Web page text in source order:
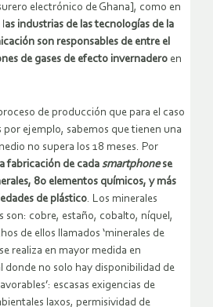
electrónico de Ghana], como en
as industrias de las tecnologías de la
son responsables de entre el
de gases de efecto invernadero en
de producción que para el caso
por ejemplo, sabemos que tienen una
no supera los 18 meses. Por
fabricación de cadasmartphonese
80 elementos químicos, y más
de plástico. Los minerales
son: cobre, estaño, cobalto, níquel,
de ellos llamados ‘minerales de
realiza en mayor medida en
donde no solo hay disponibilidad de
escasas exigencias de
laxos, permisividad de